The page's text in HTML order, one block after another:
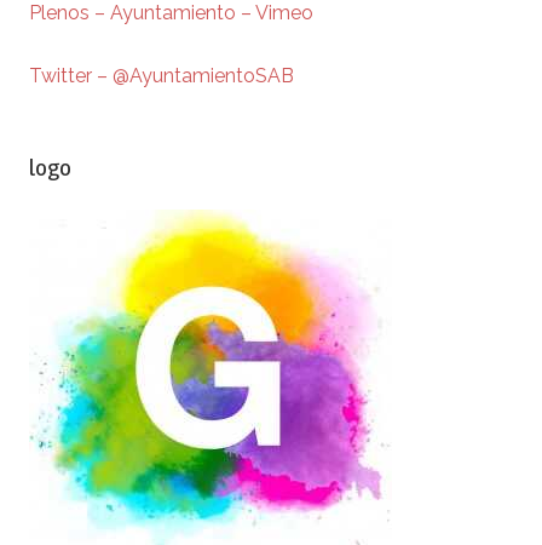
Plenos – Ayuntamiento – Vimeo
Twitter – @AyuntamientoSAB
logo